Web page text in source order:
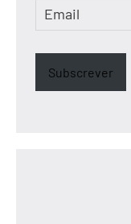
Email
Subscrever